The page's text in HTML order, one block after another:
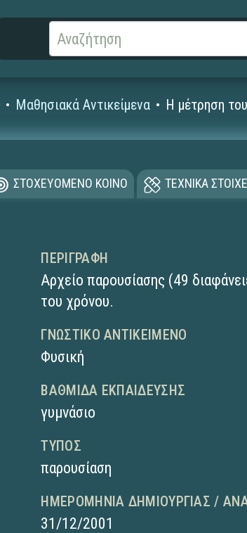
Μαθησιακά Αντικείμενα Η μέτρηση
ΣΤΟΧΕΥΟΜΕΝΟ ΚΟΙΝΟ ΤΕΧΝΙΚΑ
ΠΕΡΙΓΡΑΦΉ
Αρχείο παρουσίασης (49
του χρόνου.
ΓΝΩΣΤΙΚΌ ΑΝΤΙΚΕΊΜΕΝΟ
Φυσική
ΒΑΘΜΊΔΑ ΕΚΠΑΊΔΕΥΣΗΣ
γυμνάσιο
ΤΎΠΟΣ
παρουσίαση
ΗΜΕΡΟΜΗΝΊΑ ΔΗΜΙΟΥΡΓΊΑΣ /
31/12/2001